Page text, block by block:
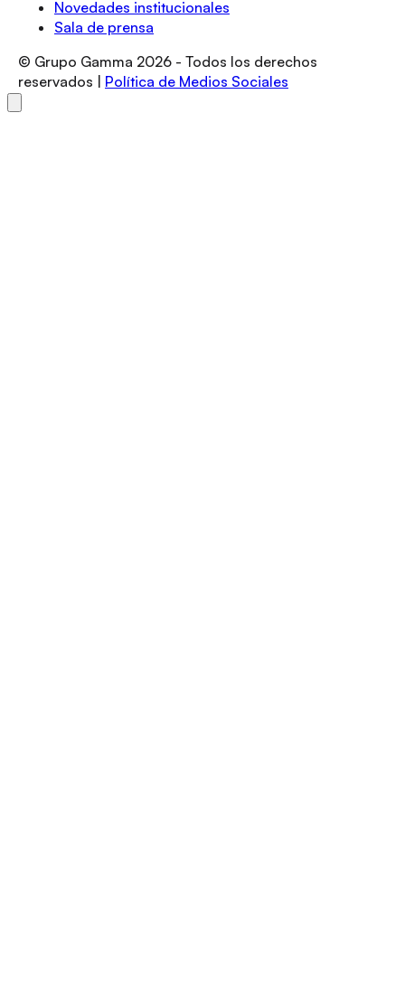
Novedades institucionales
Sala de prensa
© Grupo Gamma 2026 - Todos los derechos
reservados |
Política de Medios Sociales